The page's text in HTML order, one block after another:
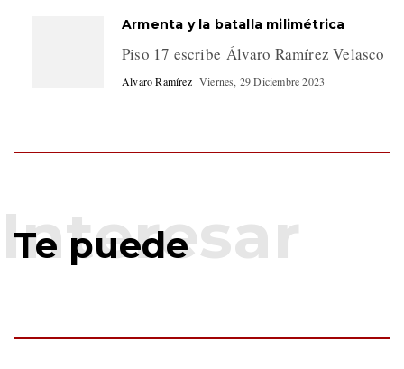
Armenta y la batalla milimétrica
Piso 17 escribe Álvaro Ramírez Velasco
Alvaro Ramírez Viernes, 29 Diciembre 2023
Te puede